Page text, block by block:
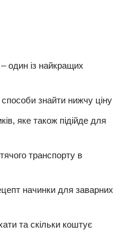
один із найкращих
знайти нижчу ціну
яке також підійде для
транспорту в
начинки для заварних
та скільки коштує